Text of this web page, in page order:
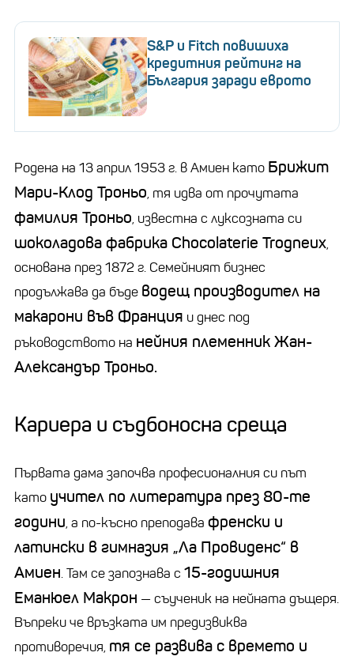
S&P и Fitch повишиха
кредитния рейтинг на
България заради еврото
Родена на 13 април 1953 г. в Амиен като Брижит
Мари-Клод Троньо, тя идва от прочутата
фамилия Троньо, известна с луксозната си
шоколадова фабрика Chocolaterie Trogneux,
основана през 1872 г. Семейният бизнес
продължава да бъде водещ производител на
макарони във Франция и днес под
ръководството на нейния племенник Жан-
Александър Троньо.
Кариера и съдбоносна среща
Първата дама започва професионалния си път
като учител по литература през 80-те
години, а по-късно преподава френски и
латински в гимназия „Ла Провиденс“ в
Амиен. Там се запознава с 15-годишния
Еманюел Макрон — съученик на нейната дъщеря.
Въпреки че връзката им предизвиква
противоречия, тя се развива с времето и